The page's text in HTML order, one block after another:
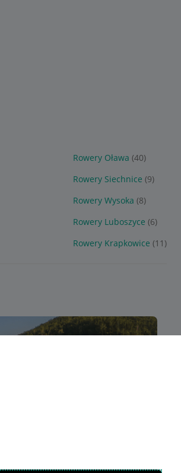
Rowery Oława (40)
Rowery Siechnice (9)
Rowery Wysoka (8)
Rowery Luboszyce (6)
Rowery Krapkowice (11)